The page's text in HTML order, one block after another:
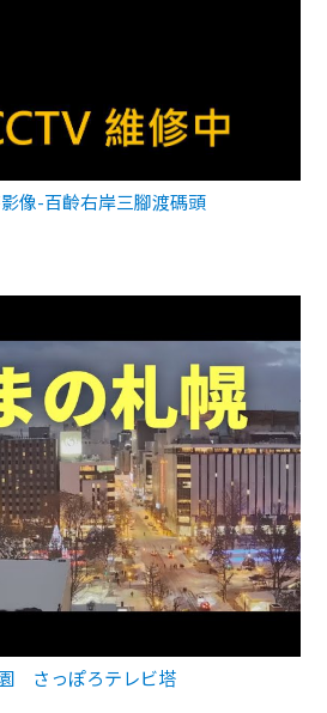
像-百齡右岸三腳渡碼頭
さっぽろテレビ塔